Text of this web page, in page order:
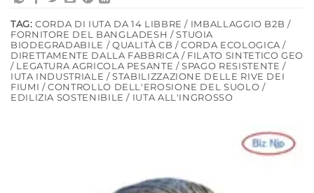
TAG: CORDA DI IUTA DA 14 LIBBRE / IMBALLAGGIO B2B /
FORNITORE DEL BANGLADESH / STUOIA
BIODEGRADABILE / QUALITÀ CB / CORDA ECOLOGICA /
DIRETTAMENTE DALLA FABBRICA / FILATO SINTETICO GEO
/ LEGATURA AGRICOLA PESANTE / SPAGO RESISTENTE /
IUTA INDUSTRIALE / STABILIZZAZIONE DELLE RIVE DEI
FIUMI / CONTROLLO DELL'EROSIONE DEL SUOLO /
EDILIZIA SOSTENIBILE / IUTA ALL'INGROSSO